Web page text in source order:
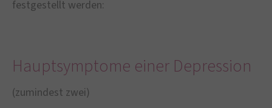
festgestellt werden:
Hauptsymptome einer Depression
(zumindest zwei)